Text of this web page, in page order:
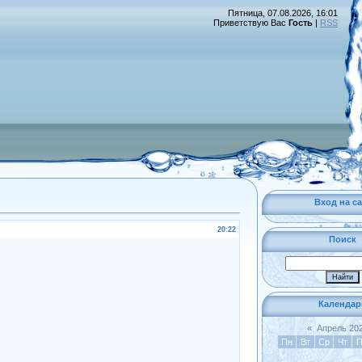
Пятница, 07.08.2026, 16:01
Приветствую Вас Гость | RSS
20:22
Вход на
Поиск
« Апрель
Пн
Вт Ср Чт